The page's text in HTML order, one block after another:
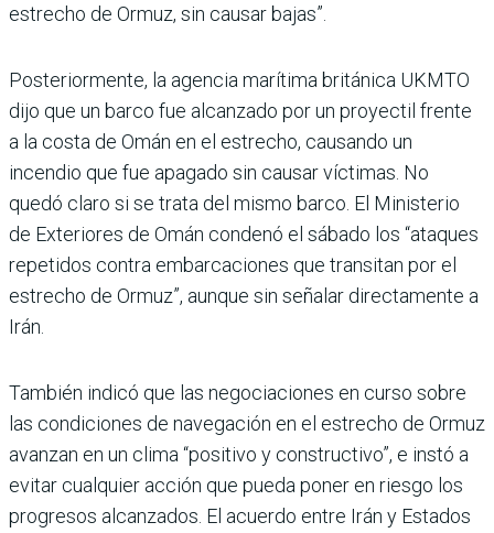
estrecho de Ormuz, sin causar bajas”.
Posteriormente, la agencia marítima británica UKMTO
dijo que un barco fue alcanzado por un proyectil frente
a la costa de Omán en el estrecho, causando un
incendio que fue apagado sin causar víctimas. No
quedó claro si se trata del mismo barco. El Ministerio
de Exteriores de Omán condenó el sábado los “ataques
repetidos contra embarcaciones que transitan por el
estrecho de Ormuz”, aunque sin señalar directamente a
Irán.
También indicó que las negociaciones en curso sobre
las condiciones de navegación en el estrecho de Ormuz
avanzan en un clima “positivo y constructivo”, e instó a
evitar cualquier acción que pueda poner en riesgo los
progresos alcanzados. El acuerdo entre Irán y Estados